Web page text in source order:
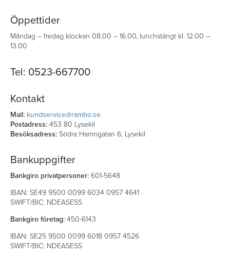
Öppettider
Måndag – fredag klockan 08.00 – 16.00, lunchstängt kl. 12.00 –
13.00
Tel: 0523-667700
Kontakt
Mail: kundservice@rambo.se
Postadress: 453 80 Lysekil
Besöksadress: Södra Hamngatan 6, Lysekil
Bankuppgifter
Bankgiro privatpersoner: 601-5648
IBAN: SE49 9500 0099 6034 0957 4641
SWIFT/BIC: NDEASESS
Bankgiro företag: 450-6143
IBAN: SE25 9500 0099 6018 0957 4526
SWIFT/BIC: NDEASESS